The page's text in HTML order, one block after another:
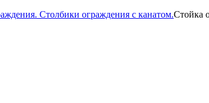
Столбики ограждения с канатом.Стойка